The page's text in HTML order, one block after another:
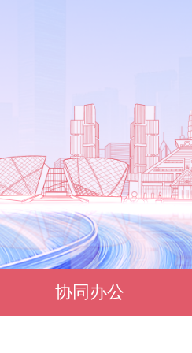
协同办公